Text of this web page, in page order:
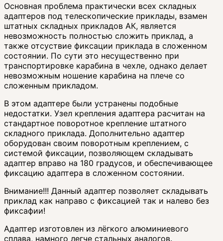
Основная проблема практически всех складных
адаптеров под телескопические приклады, взамен
штатных складных прикладов АК, является
невозможность полностью сложить приклад, а
также отсуствие фиксации приклада в сложенном
состоянии. По сути это несущественно при
транспортировке карабина в чехле, однако делает
невозможным ношение карабина на плече со
сложенным прикладом.
В этом адаптере были устранены подобные
недостатки. Узел крепления адаптера расчитан на
стандартное поворотное крепление штатного
складного приклада. Дополнительно адаптер
оборудован своим поворотным креплением, с
системой фиксации, позволяющем складывать
адаптер вправо на 180 градусов, и обеспечивающее
фиксацию адаптера в сложенном состоянии.
Внимание!!! Данный адаптер позволяет складывать
приклад как направо с фиксацией так и налево без
фиксафии!
Адаптер изготовлен из лёгкого алюминиевого
сплава, намного легче стальных аналогов.